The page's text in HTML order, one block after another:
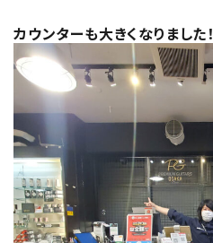
カウンターも大きくなりました！